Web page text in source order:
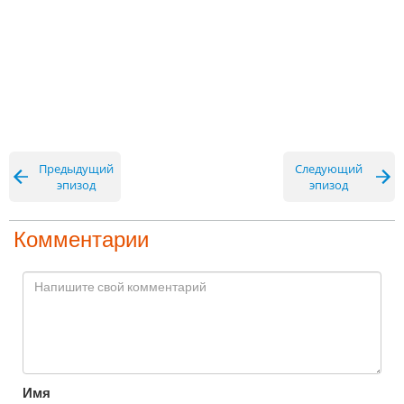
Предыдущий
эпизод
Следующий
эпизод
Комментарии
Имя